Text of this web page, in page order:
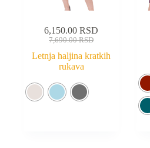
7,690.00RSD
6,150.00RSD
Letnja haljina kratkih
rukava